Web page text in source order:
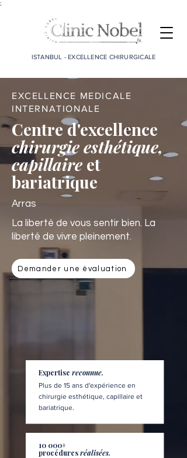
;
ISTANBUL - EXCELLENCE CHIRURGICALE
EXCELLENCE MEDICALE
INTERNATIONALE
Centre d'excellence
chirurgie esthétique,
capillaire et
bariatrique
Arras
La liberté de vous sentir bien. La
liberté de vivre pleinement.
Demander une évaluation
Expertise reconnue.
Plus de 15 ans d'expérience en
chirurgie esthétique, capillaire et
bariatrique.
10 000+
procéduresréalisées.